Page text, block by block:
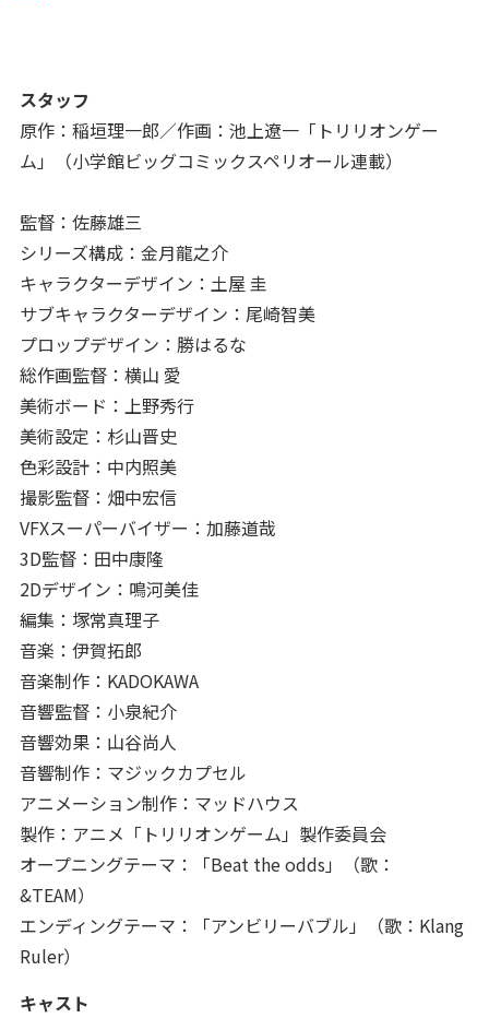
スタッフ
原作：稲垣理一郎／作画：池上遼一「トリリオンゲー
ム」（小学館ビッグコミックスペリオール連載）
監督：佐藤雄三
シリーズ構成：金月龍之介
キャラクターデザイン：土屋 圭
サブキャラクターデザイン：尾崎智美
プロップデザイン：勝はるな
総作画監督：横山 愛
美術ボード：上野秀行
美術設定：杉山晋史
色彩設計：中内照美
撮影監督：畑中宏信
VFXスーパーバイザー：加藤道哉
3D監督：田中康隆
2Dデザイン：鳴河美佳
編集：塚常真理子
音楽：伊賀拓郎
音楽制作：KADOKAWA
音響監督：小泉紀介
音響効果：山谷尚人
音響制作：マジックカプセル
アニメーション制作：マッドハウス
製作：アニメ「トリリオンゲーム」製作委員会
オープニングテーマ：「Beat the odds」（歌：
&TEAM）
エンディングテーマ：「アンビリーバブル」（歌：Klang
Ruler）
キャスト